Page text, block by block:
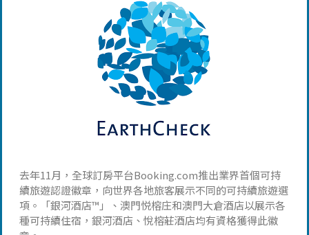
去年11月，全球訂房平台Booking.com推出業界首個可持
續旅遊認證徽章，向世界各地旅客展示不同的可持續旅遊選
項。「銀河酒店™」、澳門悦榕庄和澳門大倉酒店以展示各
種可持續住宿，銀河酒店、悅榕莊酒店均有資格獲得此徽